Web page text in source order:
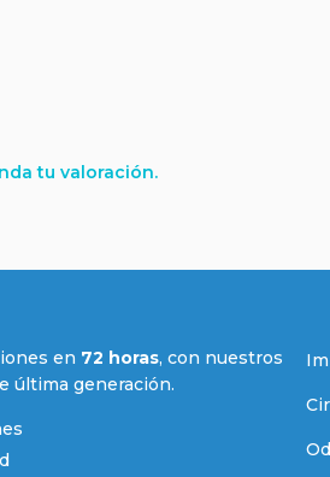
tu valoración.
en 72 horas, con nuestros
última generación.